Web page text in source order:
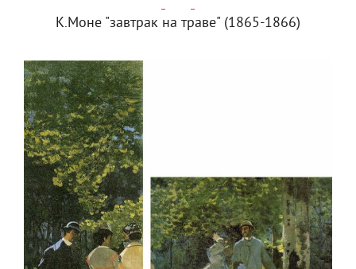
К.Моне "завтрак на траве" (1865-1866)